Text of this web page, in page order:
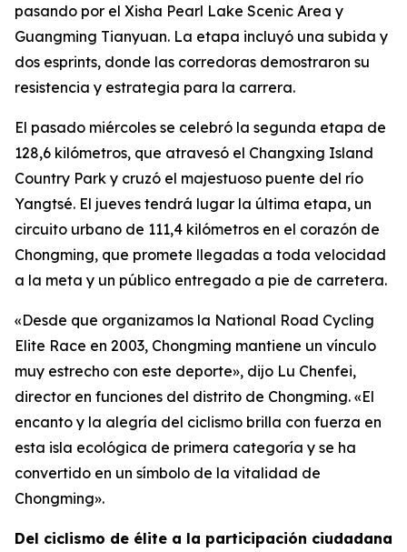
pasando por el Xisha Pearl Lake Scenic Area y
Guangming Tianyuan. La etapa incluyó una subida y
dos esprints, donde las corredoras demostraron su
resistencia y estrategia para la carrera.
El pasado miércoles se celebró la segunda etapa de
128,6 kilómetros, que atravesó el Changxing Island
Country Park y cruzó el majestuoso puente del río
Yangtsé. El jueves tendrá lugar la última etapa, un
circuito urbano de 111,4 kilómetros en el corazón de
Chongming, que promete llegadas a toda velocidad
a la meta y un público entregado a pie de carretera.
«Desde que organizamos la National Road Cycling
Elite Race en 2003, Chongming mantiene un vínculo
muy estrecho con este deporte», dijo Lu Chenfei,
director en funciones del distrito de Chongming. «El
encanto y la alegría del ciclismo brilla con fuerza en
esta isla ecológica de primera categoría y se ha
convertido en un símbolo de la vitalidad de
Chongming».
Del ciclismo de élite a la participación ciudadana